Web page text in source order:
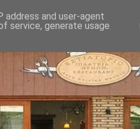
address and user-agent
service, generate usage